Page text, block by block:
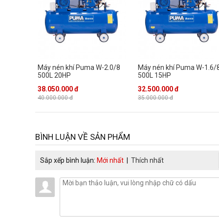
Máy nén khí Puma W-2.0/8
500L 20HP
38.050.000 đ
40.000.000 đ
Máy nén khí Puma W-1.6/
500L 15HP
32.500.000 đ
35.000.000 đ
BÌNH LUẬN VỀ SẢN PHẨM
Sắp xếp bình luận: Mới nhất Thích nhất